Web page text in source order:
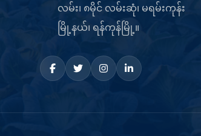
လမ်း၊ ၈မိုင် လမ်းဆုံ၊ မရမ်းကုန်း
မြို့နယ်၊ ရန်ကုန်မြို့။